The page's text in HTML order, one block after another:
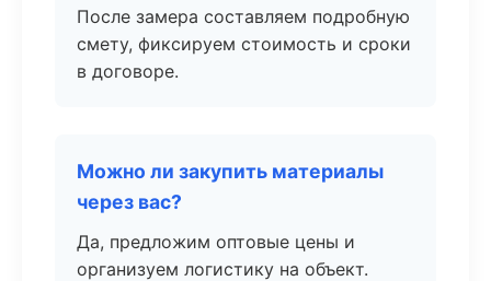
После замера составляем подробную
смету, фиксируем стоимость и сроки
в договоре.
Можно ли закупить материалы
через вас?
Да, предложим оптовые цены и
организуем логистику на объект.